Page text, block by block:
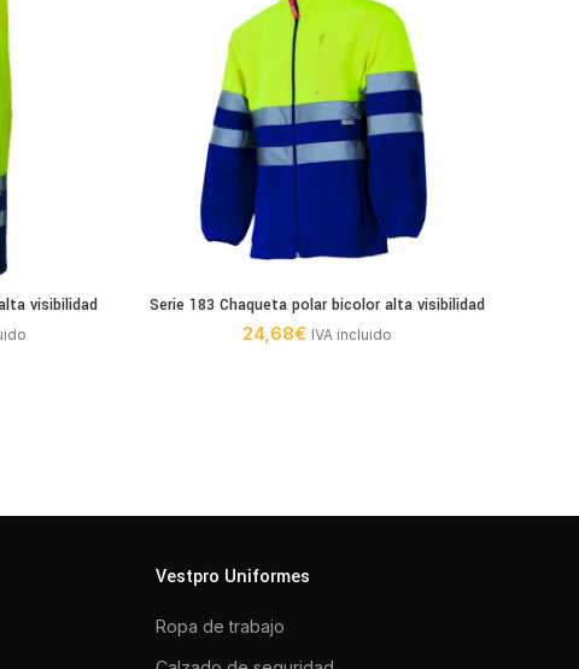
visibilidad Serie 183 Chaqueta polar bicolor alta visibilidad
24,68€ IVA incluido
Vestpro Uniformes
Ropa de trabajo